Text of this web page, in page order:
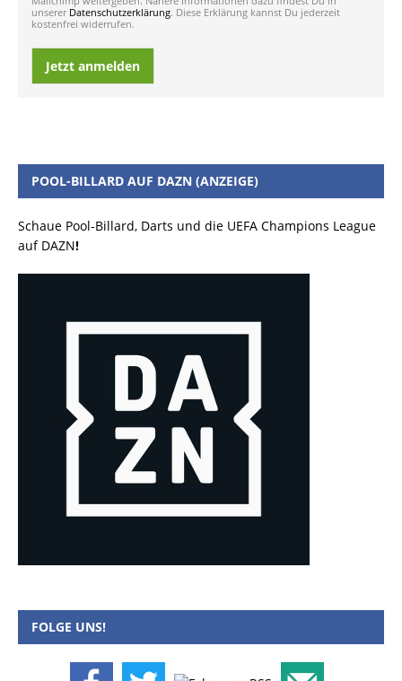
unserer Datenschutzerklärung. Diese Erklärung kannst Du jederzeit
kostenfrei widerrufen.
Jetzt anmelden
POOL-BILLARD AUF DAZN (ANZEIGE)
Schaue Pool-Billard, Darts und die UEFA Champions League
auf DAZN!
FOLGE UNS!